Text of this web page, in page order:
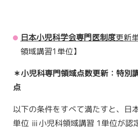
日本小児科学会専門医制度更新
領域講習1単位】
＊小児科専門領域点数更新：特別
点
以下の条件をすべて満たすと、日
単位 ⅲ小児科領域講習 1単位が認